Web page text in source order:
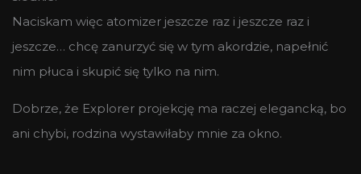
Naciskam więc atomizer jeszcze raz i jeszcze raz i
jeszcze… chcę zanurzyć się w tym akordzie, napełnić
nim płuca i skupić się tylko na nim.
Dobrze, że Explorer projekcję ma raczej elegancką, bo
ani chybi, rodzina wystawiłaby mnie za okno.